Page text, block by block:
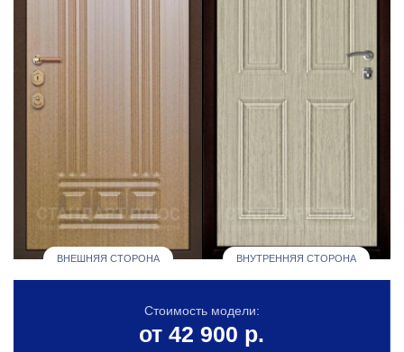
ВНЕШНЯЯ СТОРОНА ВНУТРЕННЯЯ СТОРОНА
Стоимость модели:
от 42 900 р.